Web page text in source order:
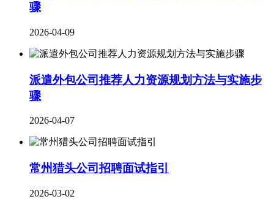
骤
2026-04-09
派遣外包公司推荐人力资源规划方法与实施步
骤
2026-04-07
常州猎头公司招聘面试指引
2026-03-02